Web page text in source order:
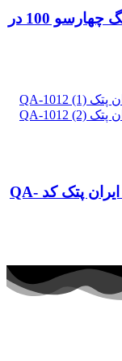
پیچ گوشتی تکی دسته پلاستیکی تک رنگ چهارسو 100 در
پیچ گوشتی چهارسو 75*4.5 میلیمتری ایران پتک کد QA-